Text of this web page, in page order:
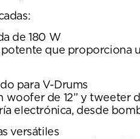
de 180 W
que proporciona
para V-Drums
woofer de 12” y tweeter
electrónica, desde
versátiles